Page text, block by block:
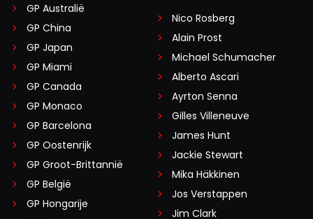
GP Australië
GP China
GP Japan
GP Miami
GP Canada
GP Monaco
GP Barcelona
GP Oostenrijk
GP Groot-Brittannië
GP België
GP Hongarije
Nico Rosberg
Alain Prost
Michael Schumacher
Alberto Ascari
Ayrton Senna
Gilles Villeneuve
James Hunt
Jackie Stewart
Mika Häkkinen
Jos Verstappen
Jim Clark